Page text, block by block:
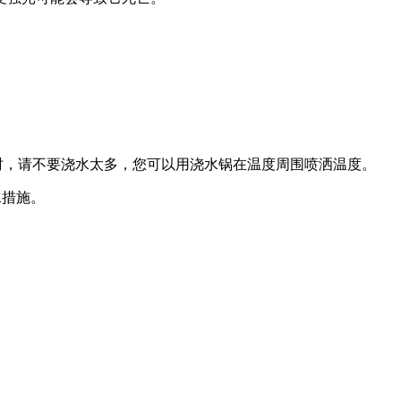
请不要浇水太多，您可以用浇水锅在温度周围喷洒温度。
施。